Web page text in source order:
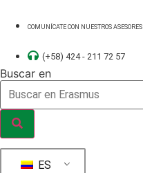
COMUNÍCATE CON NUESTROS ASESORES
(+58) 424 - 211 72 57
Buscar en
ES